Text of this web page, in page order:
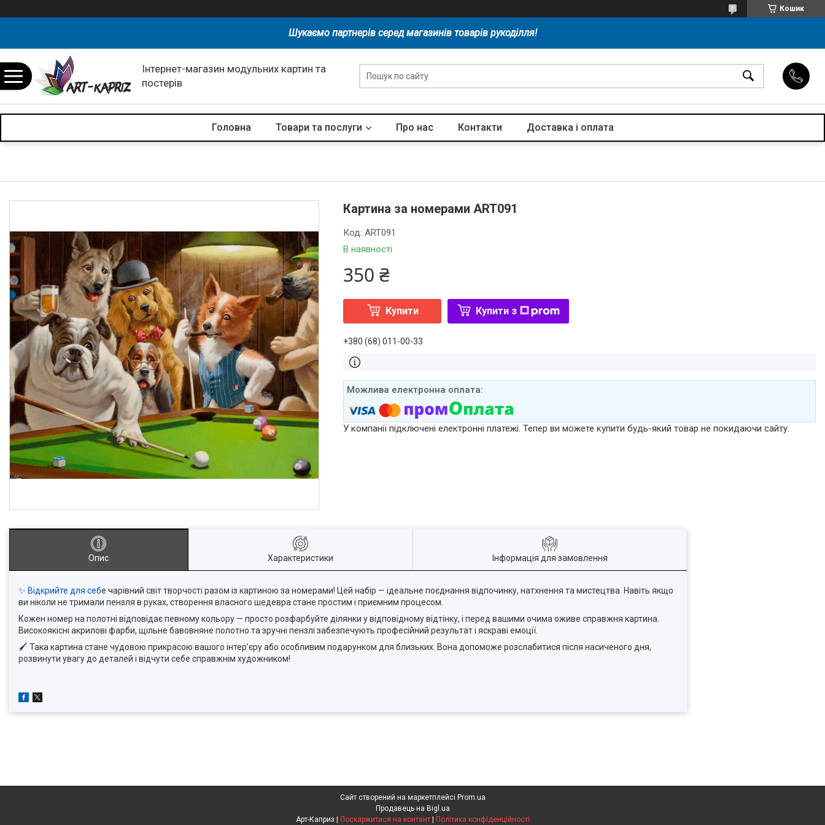
Кошик
Шукаємо партнерів серед магазинів товарів рукоділля!
Інтернет-магазин модульних картин та
постерів
Головна Товари та послуги Про нас Контакти Доставка і оплата
Картина за номерами ART091
В наявності
Код:ART091
350 ₴
Купити Купити з
+380 (68) 011-00-33
У компанії підключені електронні платежі. Тепер ви можете купити будь-який товар не покидаючи сайту.
Опис Характеристики Інформація для замовлення
✨ Відкрийте для себе чарівний світ творчості разом із картиною за номерами! Цей набір — ідеальне поєднання відпочинку, натхнення та мистецтва. Навіть якщо
ви ніколи не тримали пензля в руках, створення власного шедевра стане простим і приємним процесом.
Кожен номер на полотні відповідає певному кольору — просто розфарбуйте ділянки у відповідному відтінку, і перед вашими очима оживе справжня картина.
Високоякісні акрилові фарби, щільне бавовняне полотно та зручні пензлі забезпечують професійний результат і яскраві емоції.
🖌 Така картина стане чудовою прикрасою вашого інтер’єру або особливим подарунком для близьких. Вона допоможе розслабитися після насиченого дня,
розвинути увагу до деталей і відчути себе справжнім художником!
Сайт створений на маркетплейсі Prom.ua
Продавець на Bigl.ua
Поскаржитися на контент Політика конфіденційності